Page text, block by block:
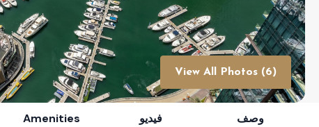
View All Photos (6)
وصف فيديو Amenities